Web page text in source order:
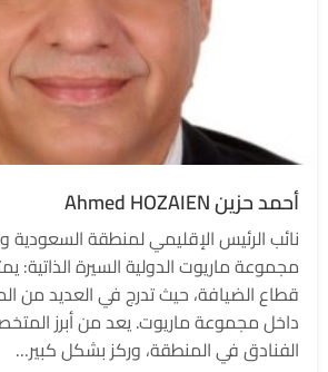
أحمد حزين Ahmed HOZAIEN
نائب الرئيس الإقليمي لمنطقة السعودية
مجموعة ماريوت الدولية السيرة الذاتية:
قطاع الضيافة، حيث تدرج في العديد من
داخل مجموعة ماريوت. يعد من أبرز
الفنادق في المنطقة، وركز بشكل كبير…